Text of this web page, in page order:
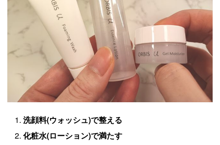
洗顔料(ウォッシュ)で整える
化粧水(ローション)で満たす